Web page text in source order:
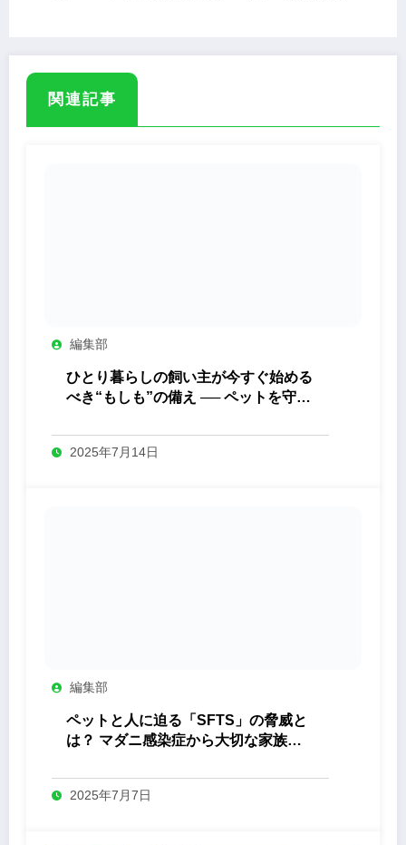
関連記事
編集部
ひとり暮らしの飼い主が今すぐ始める
べき“もしも”の備え ── ペットを守る
2025年7月14日
編集部
ペットと人に迫る「SFTS」の脅威と
は？ マダニ感染症から大切な家族を
2025年7月7日